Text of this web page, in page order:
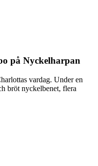
på Nyckelharpan
vardag. Under en
bröt nyckelbenet, flera